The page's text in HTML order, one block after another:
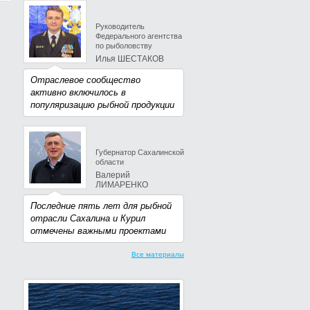
Руководитель
Федерального агентства
по рыболовству
Илья ШЕСТАКОВ
Отраслевое сообщество
активно включилось в
популяризацию рыбной продукции
Губернатор Сахалинской
области
Валерий
ЛИМАРЕНКО
Последние пять лет для рыбной
отрасли Сахалина и Курил
отмечены важными проектами
Все материалы